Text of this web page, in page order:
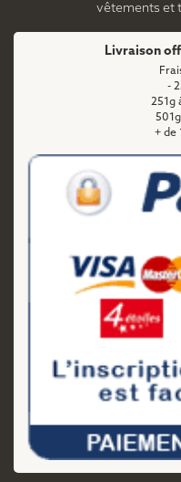
vêtements et
Livraison
-
251g
+ de